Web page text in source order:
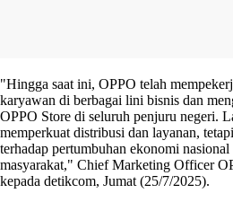
"Hingga saat ini, OPPO telah
karyawan di berbagai lini bisnis dan
OPPO Store di seluruh penjuru negeri.
memperkuat distribusi dan layanan,
terhadap pertumbuhan ekonomi nasional
masyarakat," Chief Marketing Officer
kepada detikcom, Jumat (25/7/2025).